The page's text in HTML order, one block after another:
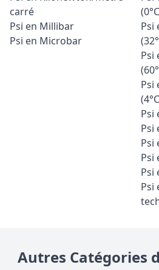
carré
Psi en Millibar
Psi en Microbar
Psi
Psi
Psi
Psi
Psi
Psi
Psi
Psi
Psi
Autres Catégories